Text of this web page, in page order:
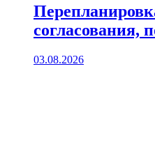
согласования,
03.08.2026